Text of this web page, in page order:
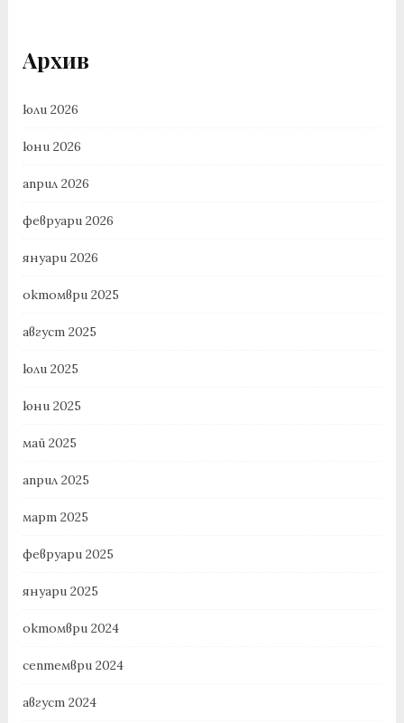
Архив
юли 2026
юни 2026
април 2026
февруари 2026
януари 2026
октомври 2025
август 2025
юли 2025
юни 2025
май 2025
април 2025
март 2025
февруари 2025
януари 2025
октомври 2024
септември 2024
август 2024